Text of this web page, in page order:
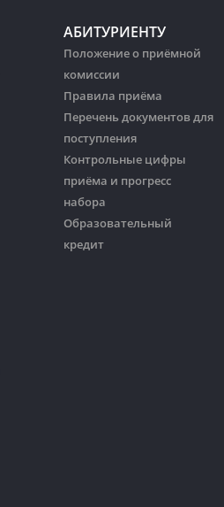
АБИТУРИЕНТУ
Положение о приёмной
комиссии
Правила приёма
Перечень документов для
поступления
Контрольные цифры
приёма и прогресс
набора
Образовательный
кредит